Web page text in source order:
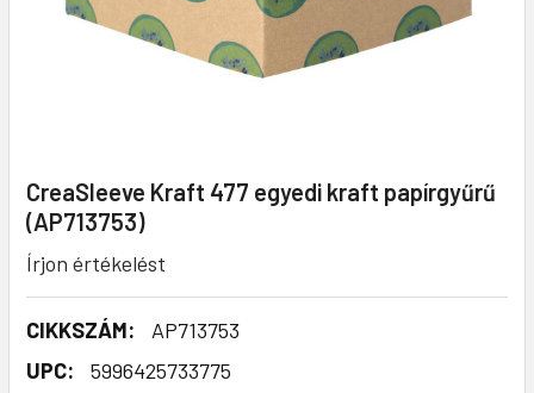
CreaSleeve Kraft 477 egyedi kraft papírgyűrű
(AP713753)
Írjon értékelést
CIKKSZÁM:
AP713753
UPC:
5996425733775